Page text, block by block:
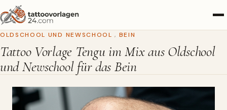
OLDSCHOOL UND NEWSCHOOL , BEIN
Tattoo Vorlage Tengu im Mix aus Oldschool
und Newschool für das Bein